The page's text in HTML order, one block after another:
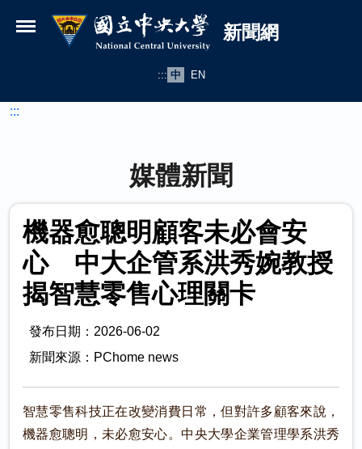
國立中央大學新聞網
新聞網
::: 中 EN
:::
媒體新聞
機器愈聰明顧客未必會安
心 中大企管系洪秀婉教授
揭智慧零售心理關卡
發布日期：2026-06-02
新聞來源：PChome news
智慧零售科技正在改變消費日常，但對許多顧客來說，
機器愈聰明，未必愈安心。中央大學企業管理學系洪秀